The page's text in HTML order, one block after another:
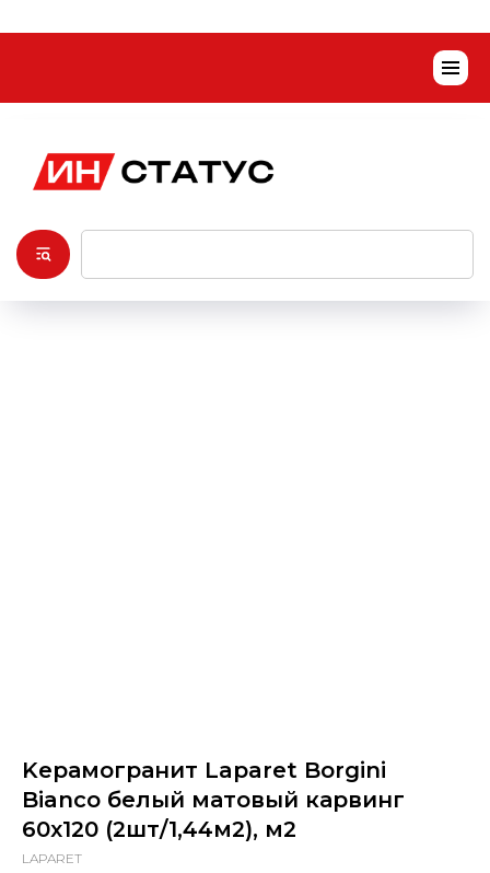
Kерамогранит Laparet Borgini
Bianco белый матовый карвинг
60х120 (2шт/1,44м2), м2
LAPARET